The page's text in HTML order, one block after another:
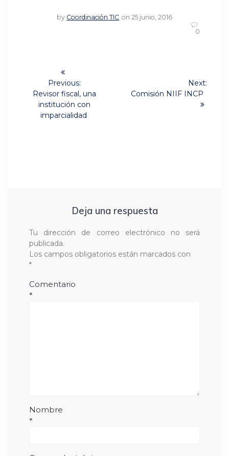
by Coordinación TIC on 25 junio, 2016
0
Navegación
entradas
Previous:
Previous
post:
Revisor fiscal, una
institución con
imparcialidad
Next:
Next
Comisión NIIF INCP
Deja una respuesta
Tu dirección de correo electrónico no será
publicada.
Los campos obligatorios están marcados con
*
Comentario
*
Nombre
*